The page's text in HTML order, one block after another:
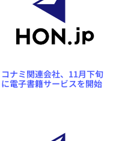
コナミ関連会社、11月下旬
に電子書籍サービスを開始